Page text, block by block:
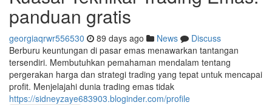
panduan gratis
georgiaqrwr556530 89 days ago News
Discuss
Berburu keuntungan di pasar emas menawarkan tantangan
tersendiri. Membutuhkan pemahaman mendalam tentang
pergerakan harga dan strategi trading yang tepat untuk mencapai
profit. Menjelajahi dunia trading emas tidak
https://sidneyzaye683903.bloginder.com/profile